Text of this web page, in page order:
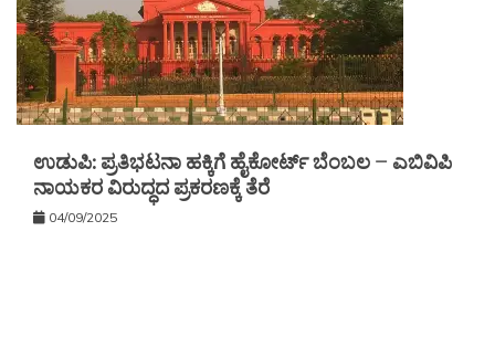
ಉಡುಪಿ: ಪ್ರತಿಭಟನಾ ಹಕ್ಕಿಗೆ ಹೈಕೋರ್ಟ್ ಬೆಂಬಲ – ಎಬಿವಿಪಿ
ನಾಯಕರ ವಿರುದ್ಧದ ಪ್ರಕರಣಕ್ಕೆ ತೆರೆ
04/09/2025